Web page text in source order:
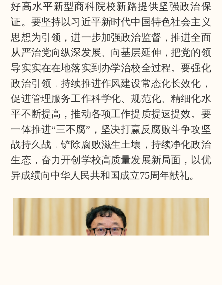
好高水平新型商科院校新路提供坚强政治保
证。要坚持以习近平新时代中国特色社会主义
思想为引领，进一步加强政治监督，推进全面
从严治党向纵深发展、向基层延伸，把党的领
导实实在在地落实到办学治校全过程。要强化
政治引领，持续推进作风建设常态化长效化，
促进管理服务工作科学化、规范化、精细化水
平不断提高，推动各项工作提质提速提效。要
一体推进“三不腐”，坚决打赢反腐败斗争攻坚
战持久战，铲除腐败滋生土壤，持续净化政治
生态，奋力开创学校高质量发展新局面，以优
异成绩向中华人民共和国成立75周年献礼。